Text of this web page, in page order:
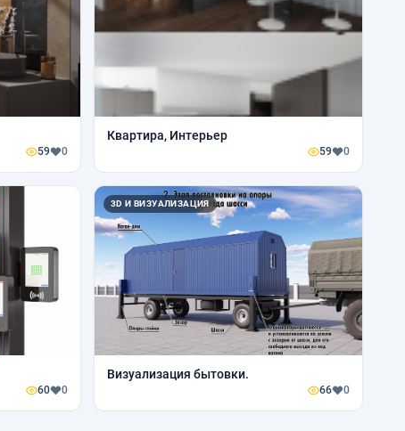
59 0
Квартира, Интерьер
59 0
60 0
3D И ВИЗУАЛИЗАЦИЯ
Визуализация бытовки.
66 0